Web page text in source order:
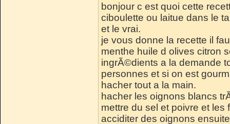
bonjour c est quoi cette
ciboulette ou laitue dans le
et le vrai.
je vous donne la recette il
menthe huile d olives citron
ingrÃ©dients a la demande
personnes et si on est
hacher tout a la main.
hacher les oignons blancs
mettre du sel et poivre et les
acciditer des oignons